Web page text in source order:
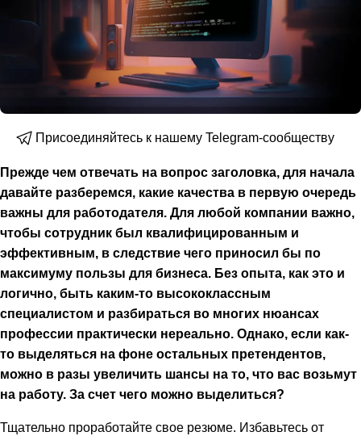
Присоединяйтесь к нашему Telegram-сообществу
Прежде чем отвечать на вопрос заголовка, для начала
давайте разберемся, какие качества в первую очередь
важны для работодателя. Для любой компании важно,
чтобы сотрудник был квалифицированным и
эффективным, в следствие чего приносил бы по
максимуму пользы для бизнеса. Без опыта, как это и
логично, быть каким-то высококлассным
специалистом и разбираться во многих нюансах
профессии практически нереально. Однако, если как-
то выделяться на фоне остальных претендентов,
можно в разы увеличить шансы на то, что вас возьмут
на работу. За счет чего можно выделиться?
Тщательно проработайте свое резюме. Избавьтесь от